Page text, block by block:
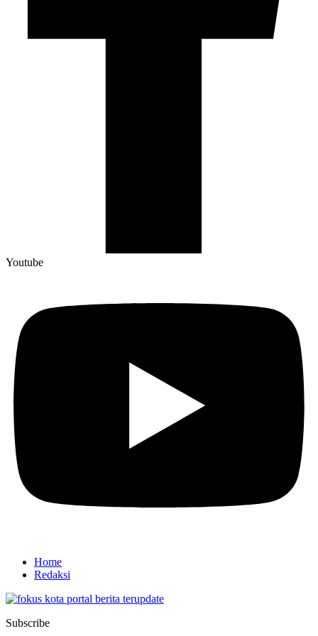
Youtube
Home
Redaksi
Subscribe